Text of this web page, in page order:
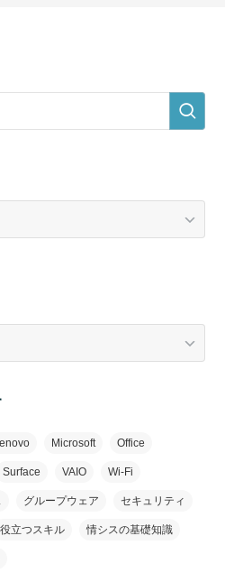
Microsoft Office
Surface VAIO Wi-Fi
グループウェア セキュリティ
役立つスキル 情シスの基礎知識